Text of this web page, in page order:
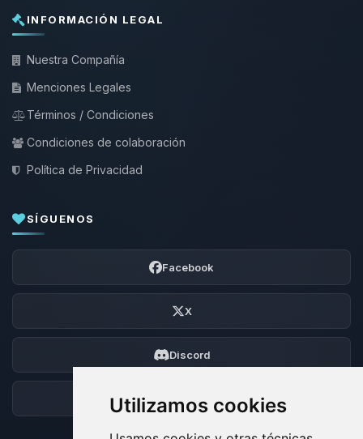
Utilizamos cookies
INFORMACIÓN LEGAL
Nuestra Compañía
Menciones Legales
Términos / Condiciones
Condiciones de colaboración
Política de Privacidad
SÍGUENOS
Facebook
X
Discord
Foro